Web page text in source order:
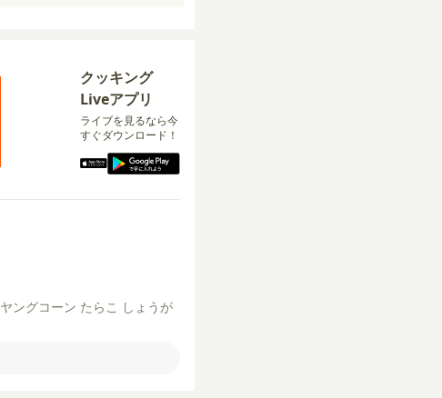
クッキング
Liveアプリ
ライブを見るなら今
すぐダウンロード！
ヤングコーン たらこ しょうが